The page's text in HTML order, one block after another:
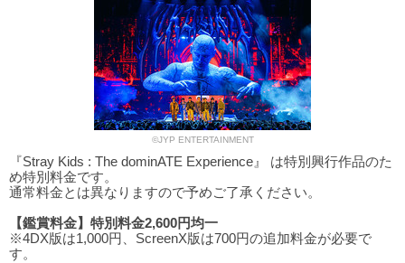
©JYP ENTERTAINMENT
『Stray Kids : The dominATE Experience』 は特別興行作品のた
め特別料金です。
通常料金とは異なりますので予めご了承ください。
【鑑賞料金】特別料金2,600円均一
※4DX版は1,000円、ScreenX版は700円の追加料金が必要で
す。